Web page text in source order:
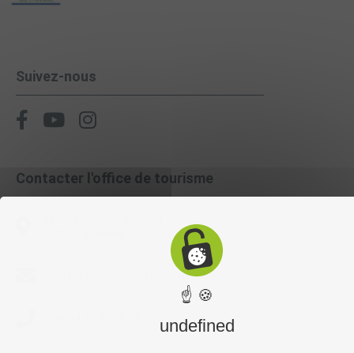
Suivez-nous
Contacter l'office de tourisme
contact@lapalissetourisme.com
☝ 🍪
undefined